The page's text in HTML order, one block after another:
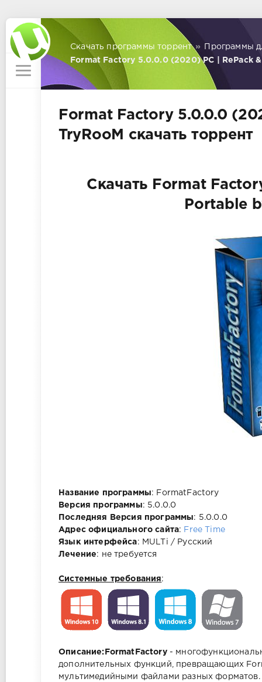
Скачать программы торрент »
Программы
Format Factory 5.0.0.0 (2020) PC | RePack
Format Factory 5.0.0.0
TryRooM скачать торрент
Скачать Format
Portable
Название программы: FormatFactory
Версия программы: 5.0.0.0
Последняя Версия программы: 5.0.0.0
Адрес официального сайта: Free Time
Язык интерфейса: MULTi / Русский
Лечение: не требуется
Системные требования:
Описание: FormatFactory-
дополнительных функций, превращающих
мультимедийными файлами разных форматов.